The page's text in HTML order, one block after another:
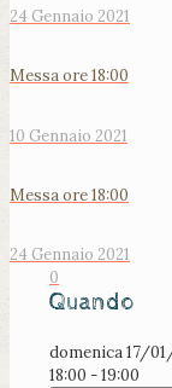
24 Gennaio 2021
Messa ore 18:00
10 Gennaio 2021
Messa ore 18:00
24 Gennaio 2021
0
Quando
domenica 17/
18:00 - 19:00